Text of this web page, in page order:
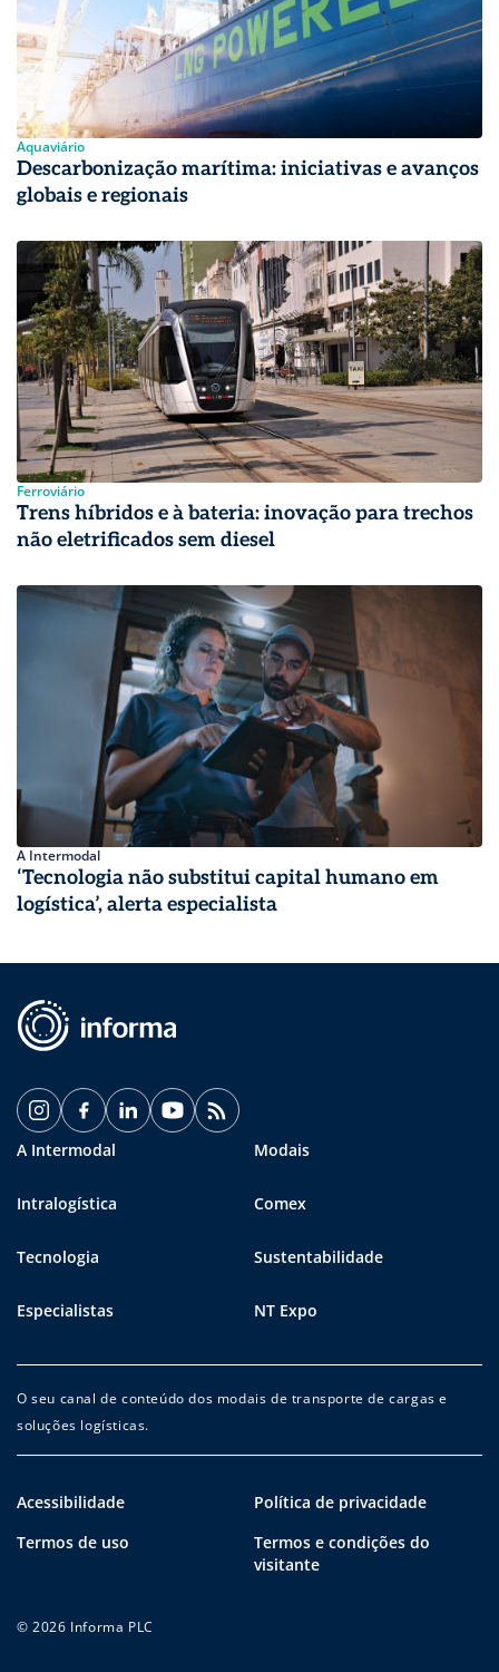
Aquaviário
Descarbonização marítima: iniciativas e avanços
globais e regionais
Ferroviário
Trens híbridos e à bateria: inovação para trechos
não eletrificados sem diesel
A Intermodal
‘Tecnologia não substitui capital humano em
logística’, alerta especialista
A Intermodal Modais
Intralogística Comex
Tecnologia Sustentabilidade
Especialistas NT Expo
O seu canal de conteúdo dos modais de transporte de cargas e
soluções logísticas.
Acessibilidade
Política de privacidade
Termos de uso
Termos e condições do
visitante
© 2026 Informa PLC